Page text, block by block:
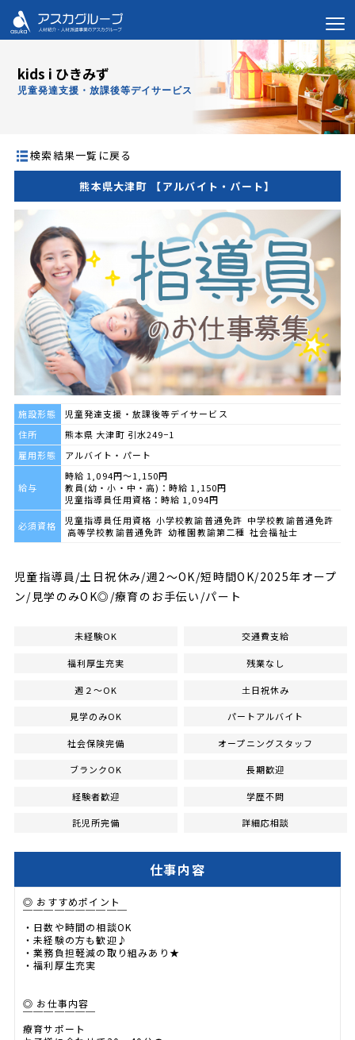
kids i ひきみず
児童発達支援・放課後等デイサービス
検索結果一覧に戻る
熊本県大津町 【アルバイト・パート】
施設形態
児童発達支援・放課後等デイサービス
住所
熊本県 大津町 引水249−1
雇用形態
アルバイト・パート
給与
時給 1,094円～1,150円
教員(幼・小・中・高)：時給 1,150円
児童指導員任用資格：時給 1,094円
必須資格
児童指導員任用資格 小学校教諭普通免許 中学校教諭普通免許
高等学校教諭普通免許 幼稚園教諭第二種 社会福祉士
児童指導員/土日祝休み/週2～OK/短時間OK/2025年オープ
ン/見学のみOK◎/療育のお手伝い/パート
未経験OK 交通費支給
福利厚生充実 残業なし
週２～OK 土日祝休み
見学のみOK パートアルバイト
社会保険完備 オープニングスタッフ
ブランクOK 長期歓迎
経験者歓迎 学歴不問
託児所完備 詳細応相談
仕事内容
◎ おすすめポイント
￣￣￣￣￣￣￣￣￣￣
・日数や時間の相談OK
・未経験の方も歓迎♪
・業務負担軽減の取り組みあり★
・福利厚生充実
◎ お仕事内容
￣￣￣￣￣￣￣
療育サポート